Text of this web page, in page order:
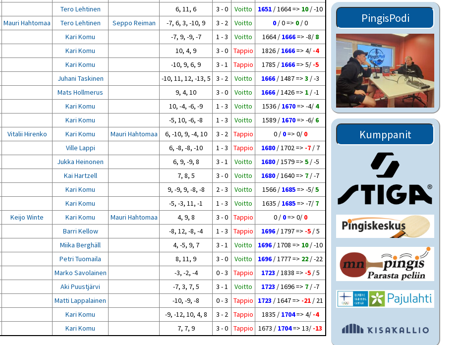
Tero Lehtinen 6, 11, 6 3 - 0 Voitto 1651 / 1664 => 10 / -10
Mauri Hahtomaa Tero Lehtinen Seppo Reiman -7, 6, 3, -10, 9 3 - 2 Voitto 0 / 0 => 0 / 0
Kari Komu -7, 9, -9, -7 1 - 3 Voitto 1664 / 1666=> -8/ 8
Kari Komu 10, 4, 9 3 - 0 Tappio 1826 / 1666=> 4/ -4
Kari Komu -10, 9, 6, 9 3 - 1 Tappio 1785 / 1666=> 5/ -5
Juhani Taskinen -10, 11, 12, -13, 5 3 - 2 Voitto 1666 / 1487 => 3 / -3
Mats Hollmerus 9, 4, 10 3 - 0 Voitto 1666 / 1426 => 1 / -1
Kari Komu 10, -4, -6, -9 1 - 3 Voitto 1536 / 1670=> -4/ 4
Kari Komu -5, 10, -6, -8 1 - 3 Voitto 1589 / 1670=> -6/ 6
Vitalii Hirenko Kari Komu Mauri Hahtomaa 6, -10, 9, -4, 10 3 - 2 Tappio 0 / 0=> 0/ 0
Ville Lappi 6, -8, -8, -10 1 - 3 Tappio 1680/ 1702 => -7/ 7
Jukka Heinonen 6, 9, -9, 8 3 - 1 Voitto 1680 / 1579 => 5 / -5
Kai Hartzell 7, 8, 5 3 - 0 Voitto 1680 / 1640 => 7 / -7
Kari Komu 9, -9, 9, -8, -8 2 - 3 Voitto 1566 / 1685=> -5/5
Kari Komu -5, -3, 11, -1 1 - 3 Voitto 1635 / 1685=> -7/ 7
Keijo Winte Kari Komu Mauri Hahtomaa 4, 9, 8 3 - 0 Tappio 0 / 0=> 0/ 0
Barri Kellow -8, 12, -8, -4 1 - 3 Tappio 1696/ 1797 => -5/ 5
Miika Berghäll 4, -5, 9, 7 3 - 1 Voitto 1696 / 1708 => 10 / -10
Petri Tuomaila 8, 11, 9 3 - 0 Voitto 1696 / 1777 => 22 / -22
Marko Savolainen -3, -2, -4 0 - 3 Tappio 1723 / 1838 => -5/ 5
Aki Puustjärvi -7, 3, 7, 5 3 - 1 Voitto 1723 / 1696 => 7 / -7
Matti Lappalainen -10, -9, -8 0 - 3 Tappio 1723 / 1647 => -21/ 21
Kari Komu -9, -12, 10, 4, 8 3 - 2 Tappio 1835 / 1704=> 4/ -4
Kari Komu 7, 7, 9 3 - 0 Tappio 1673 / 1704=> 13/ -13
PingisPodi
Kumppanit